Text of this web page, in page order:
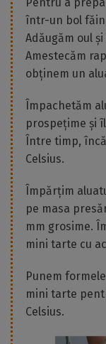
într-un bol
Adăugăm oul
Amestecăm
obținem un
Împachetăm
prospețime și
Între timp,
Celsius.
Împărțim
pe masa
mm grosime.
mini tarte cu
Punem
mini tarte
Celsius.